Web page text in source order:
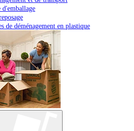
d'emballage
de déménagement en plastique